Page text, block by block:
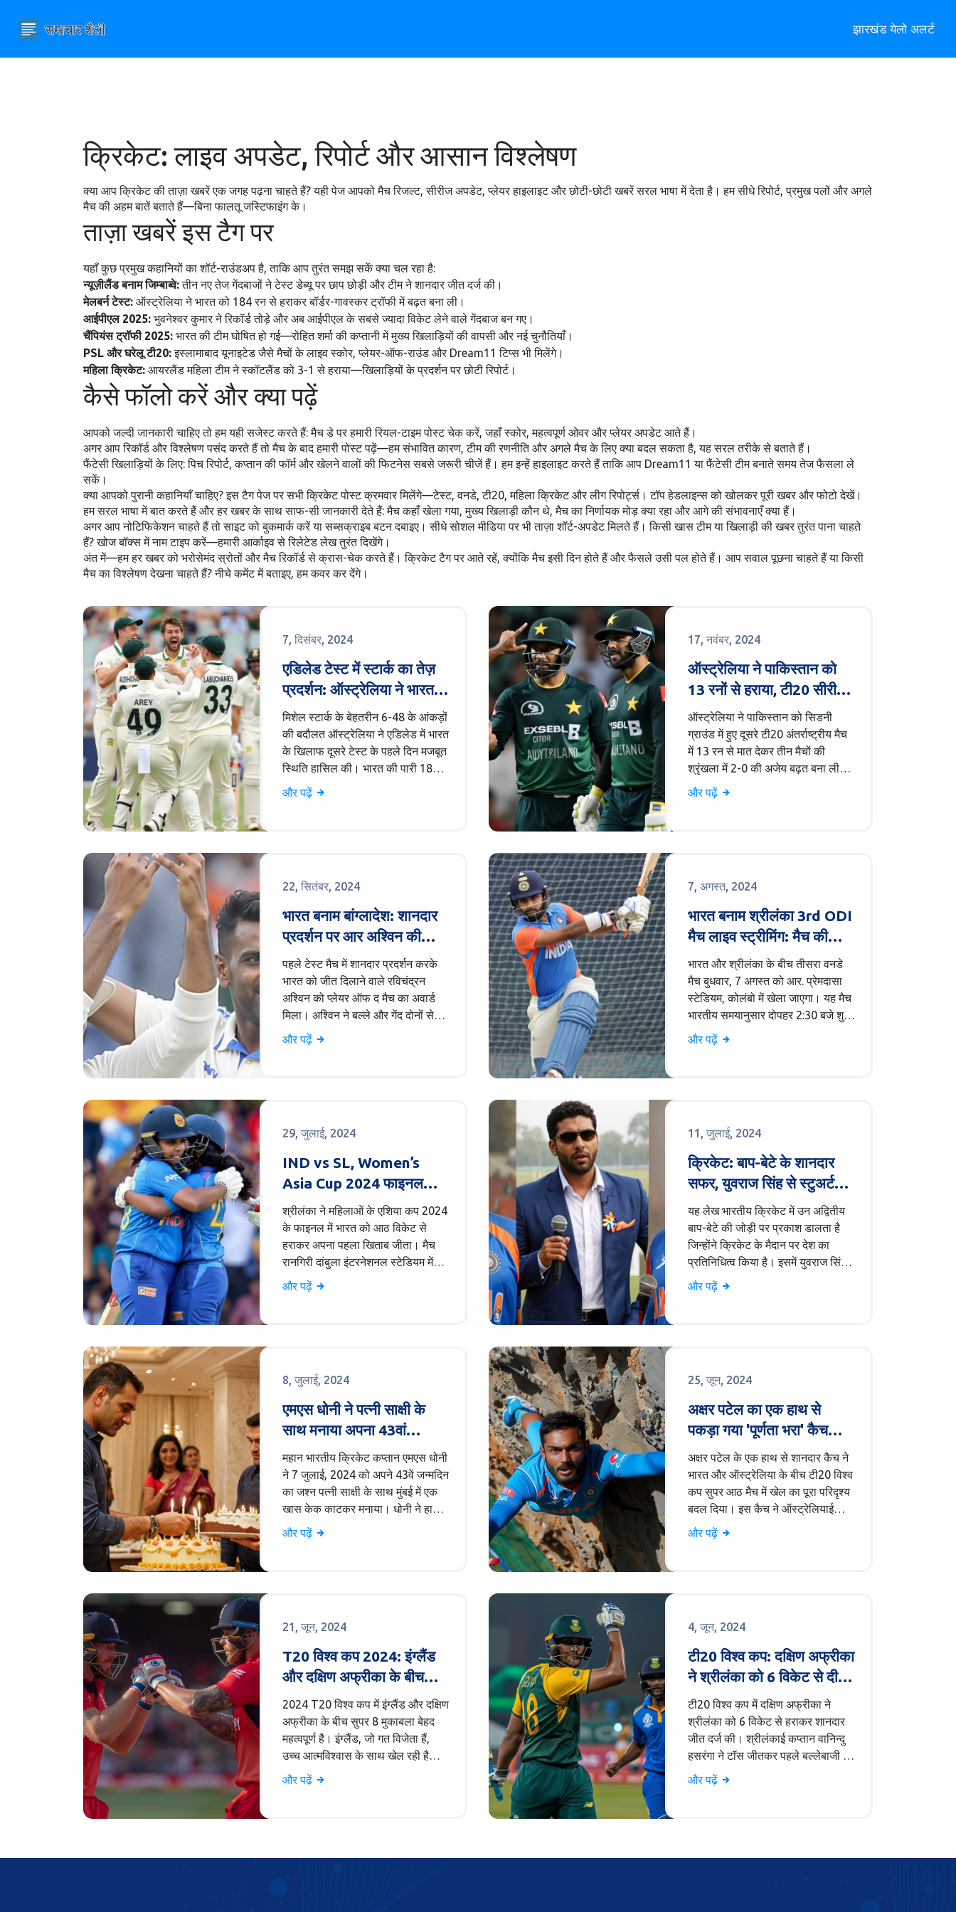
झारखंड येलो अलर्ट
क्रिकेट: लाइव अपडेट, रिपोर्ट और आसान विश्लेषण
क्या आप क्रिकेट की ताज़ा खबरें एक जगह पढ़ना चाहते हैं? यही पेज आपको मैच रिजल्ट, सीरीज अपडेट, प्लेयर हाइलाइट और छोटी-छोटी खबरें सरल भाषा में देता है। हम सीधे रिपोर्ट, प्रमुख पलों और अगले
मैच की अहम बातें बताते हैं—बिना फालतू जस्टिफाइंग के।
ताज़ा खबरें इस टैग पर
यहाँ कुछ प्रमुख कहानियों का शॉर्ट-राउंडअप है, ताकि आप तुरंत समझ सकें क्या चल रहा है:
न्यूज़ीलैंड बनाम जिम्बाब्वे:तीन नए तेज गेंदबाजों ने टेस्ट डेब्यू पर छाप छोड़ी और टीम ने शानदार जीत दर्ज की।
मेलबर्न टेस्ट: ऑस्ट्रेलिया ने भारत को 184 रन से हराकर बॉर्डर-गावस्कर ट्रॉफी में बढ़त बना ली।
आईपीएल 2025: भुवनेश्वर कुमार ने रिकॉर्ड तोड़े और अब आईपीएल के सबसे ज्यादा विकेट लेने वाले गेंदबाज बन गए।
चैंपियंस ट्रॉफी 2025: भारत की टीम घोषित हो गई—रोहित शर्मा की कप्तानी में मुख्य खिलाड़ियों की वापसी और नई चुनौतियाँ।
PSL और घरेलू टी20:इस्लामाबाद यूनाइटेड जैसे मैचों के लाइव स्कोर, प्लेयर-ऑफ-राउंड और Dream11 टिप्स भी मिलेंगे।
महिला क्रिकेट: आयरलैंड महिला टीम ने स्कॉटलैंड को 3-1 से हराया—खिलाड़ियों के प्रदर्शन पर छोटी रिपोर्ट।
कैसे फॉलो करें और क्या पढ़ें
आपको जल्दी जानकारी चाहिए तो हम यही सजेस्ट करते हैं: मैच डे पर हमारी रियल-टाइम पोस्ट चेक करें, जहाँ स्कोर, महत्वपूर्ण ओवर और प्लेयर अपडेट आते हैं।
अगर आप रिकॉर्ड और विश्लेषण पसंद करते हैं तो मैच के बाद हमारी पोस्ट पढ़ें—हम संभावित कारण, टीम की रणनीति और अगले मैच के लिए क्या बदल सकता है, यह सरल तरीके से बताते हैं।
फैंटेसी खिलाड़ियों के लिए: पिच रिपोर्ट, कप्तान की फॉर्म और खेलने वालों की फिटनेस सबसे जरूरी चीजें हैं। हम इन्हें हाइलाइट करते हैं ताकि आप Dream11 या फैंटेसी टीम बनाते समय तेज फैसला ले
सकें।
क्या आपको पुरानी कहानियाँ चाहिए? इस टैग पेज पर सभी क्रिकेट पोस्ट क्रमवार मिलेंगे—टेस्ट, वनडे, टी20, महिला क्रिकेट और लीग रिपोर्ट्स। टॉप हेडलाइन्स को खोलकर पूरी खबर और फोटो देखें।
हम सरल भाषा में बात करते हैं और हर खबर के साथ साफ-सी जानकारी देते हैं: मैच कहाँ खेला गया, मुख्य खिलाड़ी कौन थे, मैच का निर्णायक मोड़ क्या रहा और आगे की संभावनाएँ क्या हैं।
अगर आप नोटिफिकेशन चाहते हैं तो साइट को बुकमार्क करें या सब्सक्राइब बटन दबाइए। सीधे सोशल मीडिया पर भी ताज़ा शॉर्ट-अपडेट मिलते हैं। किसी खास टीम या खिलाड़ी की खबर तुरंत पाना चाहते
हैं? खोज बॉक्स में नाम टाइप करें—हमारी आर्काइव से रिलेटेड लेख तुरंत दिखेंगे।
अंत में—हम हर खबर को भरोसेमंद स्रोतों और मैच रिकॉर्ड से क्रास-चेक करते हैं। क्रिकेट टैग पर आते रहें, क्योंकि मैच इसी दिन होते हैं और फैसले उसी पल होते हैं। आप सवाल पूछना चाहते हैं या किसी
मैच का विश्लेषण देखना चाहते हैं? नीचे कमेंट में बताइए, हम कवर कर देंगे।
7, दिसंबर, 2024
एडिलेड टेस्ट में स्टार्क का तेज़
प्रदर्शन: ऑस्ट्रेलिया ने भारत
पर दबदबा बनाया
मिशेल स्टार्क के बेहतरीन 6-48 के आंकड़ों
की बदौलत ऑस्ट्रेलिया ने एडिलेड में भारत
के खिलाफ दूसरे टेस्ट के पहले दिन मजबूत
स्थिति हासिल की। भारत की पारी 180
रन पर सिमट गई। ऑस्ट्रेलिया ने जवाब में
86-1 रन बना लिए हैं। नाथन मैकस्विनी
और पढ़ें
17, नवंबर, 2024
ऑस्ट्रेलिया ने पाकिस्तान को
13 रनों से हराया, टी20 सीरीज
पर 2-0 से कब्जा
ऑस्ट्रेलिया ने पाकिस्तान को सिडनी
ग्राउंड में हुए दूसरे टी20 अंतर्राष्ट्रीय मैच
में 13 रन से मात देकर तीन मैचों की
श्रृंखला में 2-0 की अजेय बढ़त बना ली
है। ऑस्ट्रेलिया ने पहले बल्लेबाजी करने
का निर्णय लिया, और टीम के कप्तान जोश
और पढ़ें
22, सितंबर, 2024
भारत बनाम बांग्लादेश: शानदार
प्रदर्शन पर आर अश्विन की
भावनाएँ
पहले टेस्ट मैच में शानदार प्रदर्शन करके
भारत को जीत दिलाने वाले रविचंद्रन
अश्विन को प्लेयर ऑफ द मैच का अवार्ड
मिला। अश्विन ने बल्ले और गेंद दोनों से
उत्कृष्ट खेल दिखाया। मैच के बाद एक
साक्षात्कार में उन्होंने अपना दृष्टिकोण साझा
और पढ़ें
7, अगस्त, 2024
भारत बनाम श्रीलंका 3rd ODI
मैच लाइव स्ट्रीमिंग: मैच की
जानकारी, समय, स्थान, और
टीमों के विवरण
भारत और श्रीलंका के बीच तीसरा वनडे
मैच बुधवार, 7 अगस्त को आर. प्रेमदासा
स्टेडियम, कोलंबो में खेला जाएगा। यह मैच
भारतीय समयानुसार दोपहर 2:30 बजे शुरू
होगा और टॉस 2:00 बजे होगा। भारत के
लिए यह मैच महत्वपूर्ण है क्योंकि वे श्रृंखला
और पढ़ें
29, जुलाई, 2024
IND vs SL, Women’s
Asia Cup 2024 फाइनल
Highlights: श्रीलंका ने भारत
को हराकर जीता पहला खिताब
श्रीलंका ने महिलाओं के एशिया कप 2024
के फाइनल में भारत को आठ विकेट से
हराकर अपना पहला खिताब जीता। मैच
रानगिरी दांबुला इंटरनेशनल स्टेडियम में
हुआ, और श्रीलंका की बल्लेबाजों ने कप्तान
चमारी अथापथु के नेतृत्व में बेहतरीन
और पढ़ें
11, जुलाई, 2024
क्रिकेट: बाप-बेटे के शानदार
सफर, युवराज सिंह से स्टुअर्ट
बिन्नी तक
यह लेख भारतीय क्रिकेट में उन अद्वितीय
बाप-बेटे की जोड़ी पर प्रकाश डालता है
जिन्होंने क्रिकेट के मैदान पर देश का
प्रतिनिधित्व किया है। इसमें युवराज सिंह
और उनके पिताजी योगराज सिंह की
क्रिकेट यात्रा का वर्णन है, साथ ही स्टुअर्ट
और पढ़ें
8, जुलाई, 2024
एमएस धोनी ने पत्नी साक्षी के
साथ मनाया अपना 43वां
जन्मदिन, खास केक काटा
महान भारतीय क्रिकेट कप्तान एमएस धोनी
ने 7 जुलाई, 2024 को अपने 43वें जन्मदिन
का जश्न पत्नी साक्षी के साथ मुंबई में एक
खास केक काटकर मनाया। धोनी ने हाल
ही में अंबानी और राधिका मर्चेंट की शादी के
समारोह में भाग लिया था। उन्होंने अपने
और पढ़ें
25, जून, 2024
अक्षर पटेल का एक हाथ से
पकड़ा गया 'पूर्णता भरा' कैच
ऑस्ट्रेलिया के खिलाफ सुपर 8
में भारत के भाग्य को बदलता है
अक्षर पटेल के एक हाथ से शानदार कैच ने
भारत और ऑस्ट्रेलिया के बीच टी20 विश्व
कप सुपर आठ मैच में खेल का पूरा परिदृश्य
बदल दिया। इस कैच ने ऑस्ट्रेलियाई
कप्तान मिचेल मार्श को पवेलियन भेजा, जो
तेजी से रन बना रहे थे। भारत ने इस मैच में
और पढ़ें
21, जून, 2024
T20 विश्व कप 2024: इंग्लैंड
और दक्षिण अफ्रीका के बीच
रोमांचक मुकाबला
2024 T20 विश्व कप में इंग्लैंड और दक्षिण
अफ्रीका के बीच सुपर 8 मुकाबला बेहद
महत्वपूर्ण है। इंग्लैंड, जो गत विजेता हैं,
उच्च आत्मविश्वास के साथ खेल रही है
जबकि दक्षिण अफ्रीका के प्रदर्शन में
अस्थिरता दिख रही है। मुकाबला सेंट
और पढ़ें
4, जून, 2024
टी20 विश्व कप: दक्षिण अफ्रीका
ने श्रीलंका को 6 विकेट से दी
मात, पेसर्स ने लिए 9 विकेट
टी20 विश्व कप में दक्षिण अफ्रीका ने
श्रीलंका को 6 विकेट से हराकर शानदार
जीत दर्ज की। श्रीलंकाई कप्तान वानिन्दु
हसरंगा ने टॉस जीतकर पहले बल्लेबाजी का
फैसला किया, लेकिन उनकी टीम मात्र 77
रनों पर सिमट गई। इस मैच का आयोजन
खेलेगा। इस जीत से दक्षिण अफ्रीका ने
और पढ़ें